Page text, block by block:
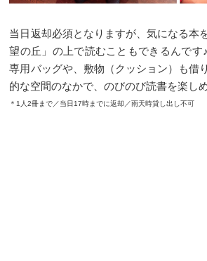
当日返却必須となりますが、気になる本
望の丘」の上で読むこともできるんで
専用バッグや、敷物（クッション）も借
的な空間のなかで、のびのび読書を楽し
＊1人2冊まで／当日17時までに返却／雨天時貸し出し不可